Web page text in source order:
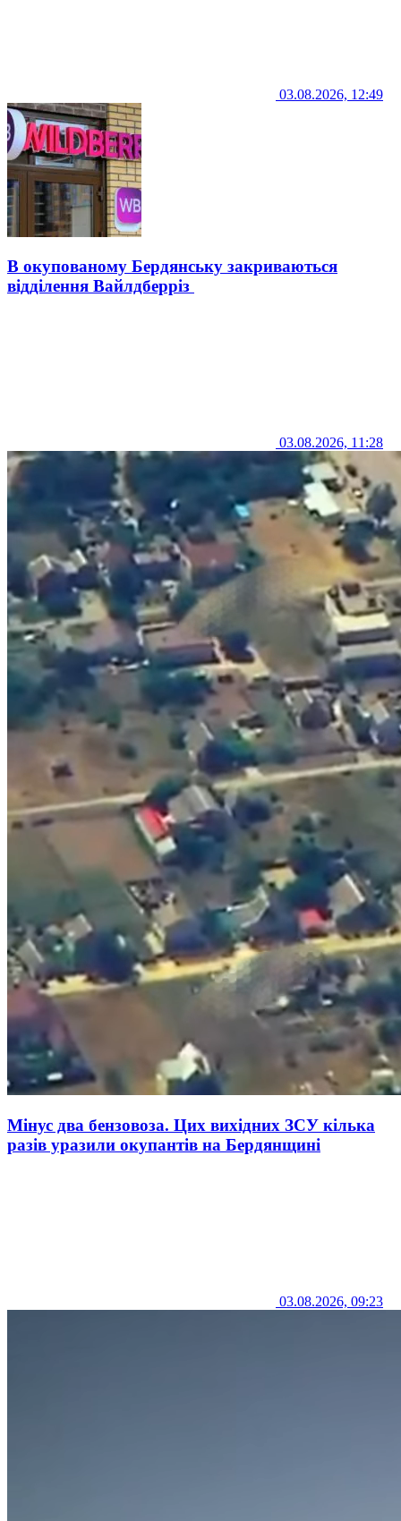
03.08.2026, 12:49
В окупованому Бердянську закриваються
відділення Вайлдберріз
03.08.2026, 11:28
Мінус два бензовоза. Цих вихідних ЗСУ кілька
разів уразили окупантів на Бердянщині
03.08.2026, 09:23